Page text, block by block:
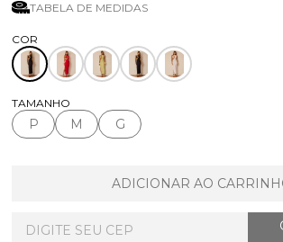
TABELA DE MEDIDAS
TAMANHO
P M G
ADICIONAR AO